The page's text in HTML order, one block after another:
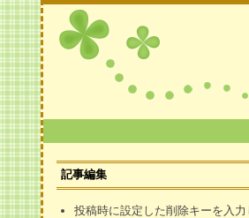
記事編集
投稿時に設定した削除キーを入力